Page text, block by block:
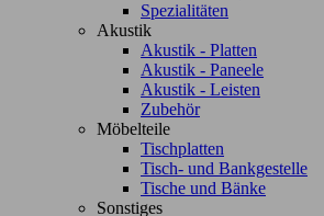
Spezialitäten
Akustik
Akustik - Platten
Akustik - Paneele
Akustik - Leisten
Zubehör
Möbelteile
Tischplatten
Tisch- und Bankgestelle
Tische und Bänke
Sonstiges